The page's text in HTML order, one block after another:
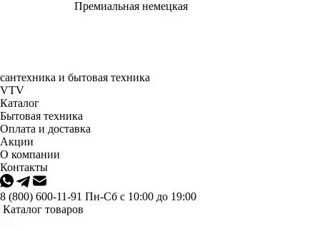
Премиальная немецкая
сантехника и бытовая техника
VTV
Каталог
Бытовая техника
Оплата и доставка
Акции
О компании
Контакты
8 (800) 600-11-91 Пн-Сб с 10:00 до 19:00
Каталог товаров